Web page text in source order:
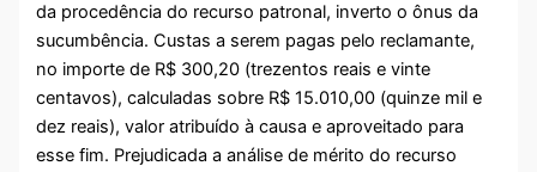
da procedência do recurso patronal, inverto o ônus da
sucumbência. Custas a serem pagas pelo reclamante,
no importe de R$ 300,20 (trezentos reais e vinte
centavos), calculadas sobre R$ 15.010,00 (quinze mil e
dez reais), valor atribuído à causa e aproveitado para
esse fim. Prejudicada a análise de mérito do recurso